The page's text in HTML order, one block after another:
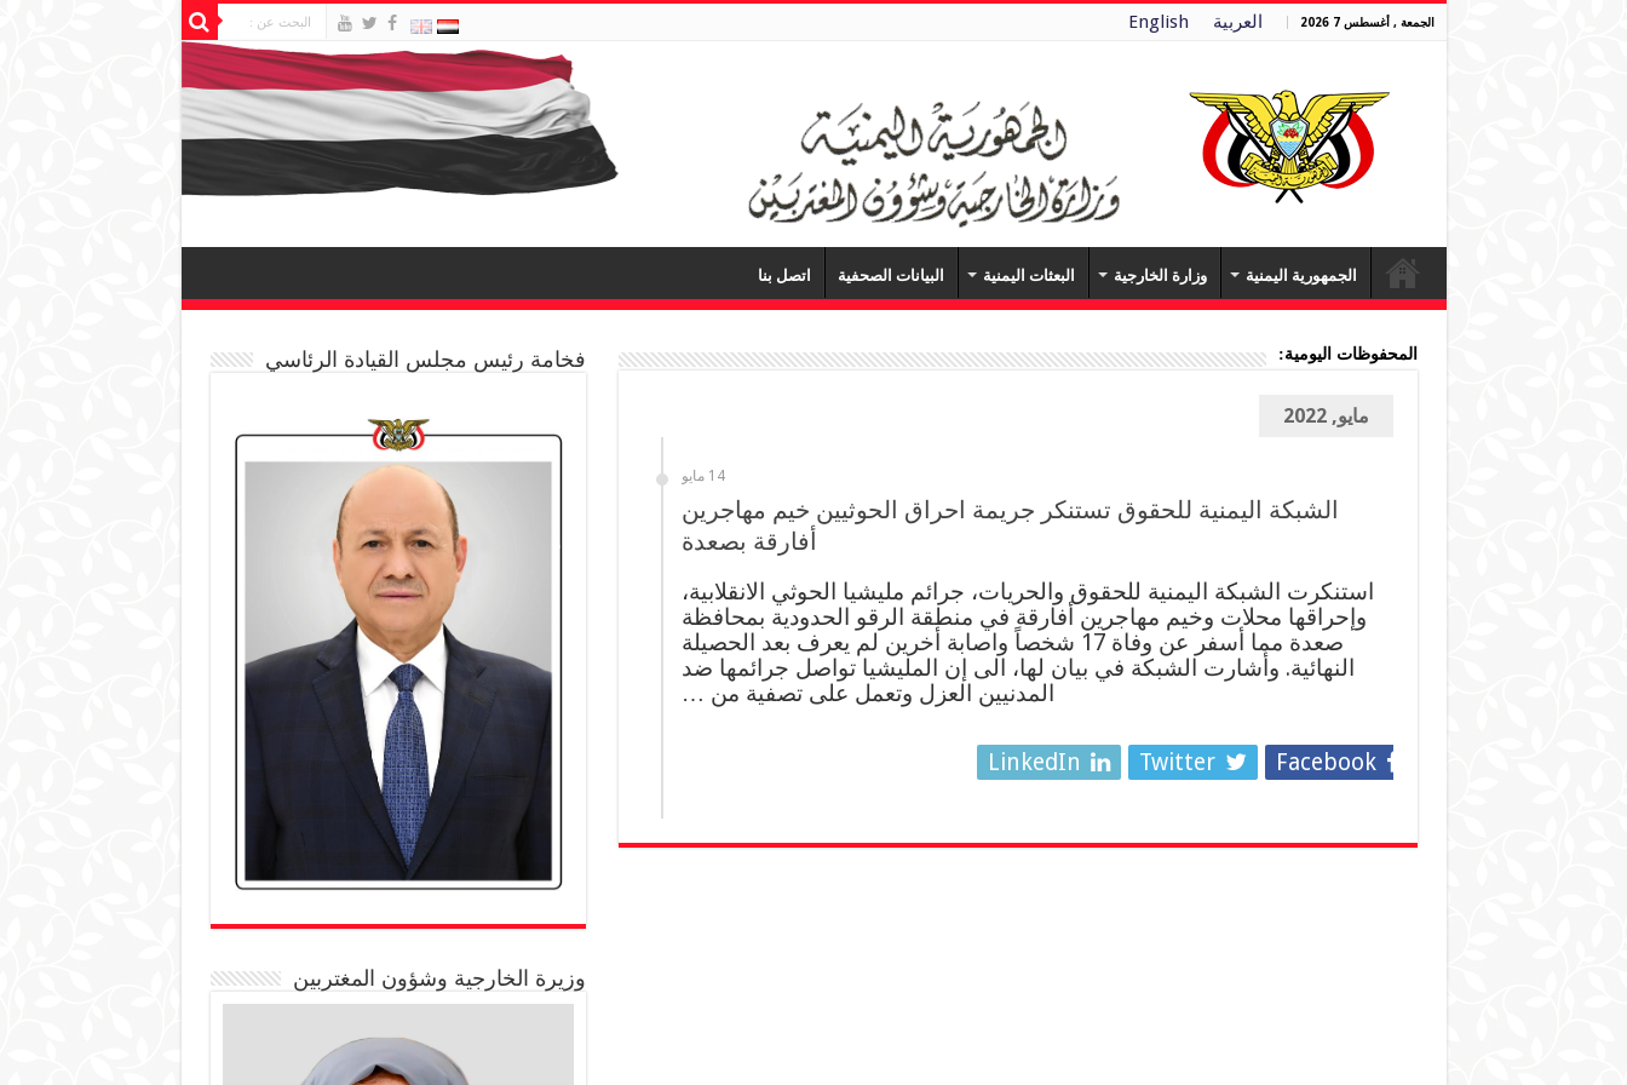
الجمعة , أغسطس 7 2026 العربية English
الجمهورية اليمنية وزارة الخارجية البعثات اليمنية البيانات الصحفية اتصل بنا
المحفوظات اليومية:
مايو, 2022
14 مايو
الشبكة اليمنية للحقوق تستنكر جريمة احراق الحوثيين خيم مهاجرين
أفارقة بصعدة
استنكرت الشبكة اليمنية للحقوق والحريات، جرائم مليشيا الحوثي الانقلابية،
وإحراقها محلات وخيم مهاجرين أفارقة في منطقة الرقو الحدودية بمحافظة
صعدة مما أسفر عن وفاة 17 شخصاً واصابة أخرين لم يعرف بعد الحصيلة
النهائية. وأشارت الشبكة في بيان لها، الى إن المليشيا تواصل جرائمها ضد
المدنيين العزل وتعمل على تصفية من …
Facebook
Twitter
LinkedIn
فخامة رئيس مجلس القيادة الرئاسي
وزيرة الخارجية وشؤون المغتربين